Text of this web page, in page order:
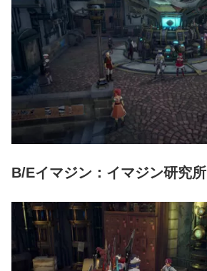
B/Eイマジン：イマジン研究所